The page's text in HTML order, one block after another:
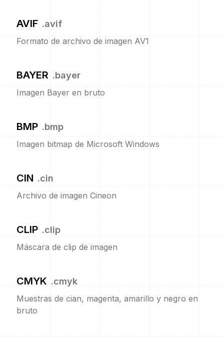
AVIF .avif
Formato de archivo de imagen AV1
BAYER .bayer
Imagen Bayer en bruto
BMP .bmp
Imagen bitmap de Microsoft Windows
CIN .cin
Archivo de imagen Cineon
CLIP .clip
Máscara de clip de imagen
CMYK .cmyk
Muestras de cian, magenta, amarillo y negro en
bruto